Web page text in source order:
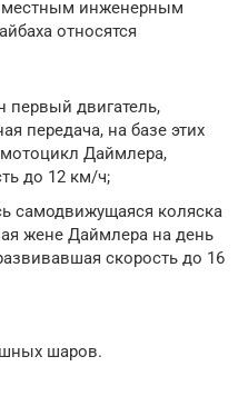
инженерным
относятся
первый двигатель,
передача, на базе этих
Даймлера,
до 12 км/ч;
самодвижущаяся коляска
жене Даймлера на день
скорость до 16
шаров.